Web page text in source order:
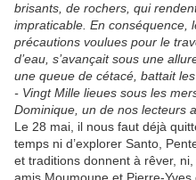
brisants, de rochers, qui
impraticable. En conséquence,
précautions voulues pour le
d’eau, s’avançait sous une
une queue de cétacé, battait
- Vingt Mille lieues sous les
Dominique, un de nos lecteurs
Le 28 mai, il nous faut déjà
temps ni d’explorer Santo,
et traditions donnent à rêver,